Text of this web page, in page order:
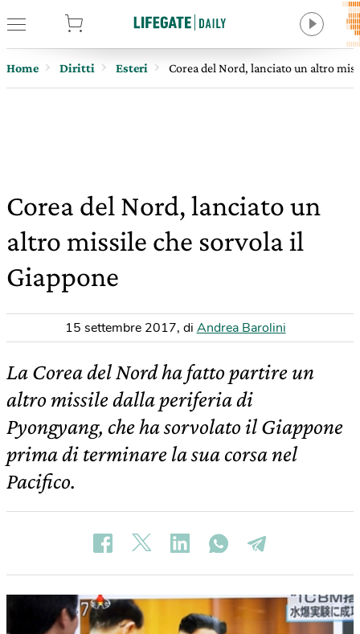
Home Diritti Esteri Corea del Nord, lanciato un altro
Corea del Nord, lanciato un
altro missile che sorvola il
Giappone
15 settembre 2017, di Andrea Barolini
La Corea del Nord ha fatto partire un
altro missile dalla periferia di
Pyongyang, che ha sorvolato il Giappone
prima di terminare la sua corsa nel
Pacifico.